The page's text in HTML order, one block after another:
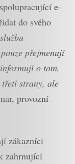
e-
do svého
přejmenují
o tom,
třetí strany, ale
provozní
zákazníci
zahrnující